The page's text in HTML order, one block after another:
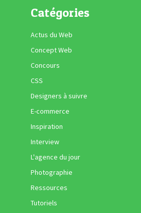
Catégories
Actus du Web
Concept Web
Concours
CSS
Designers à suivre
E-commerce
Inspiration
Interview
L'agence du jour
Photographie
Ressources
Tutoriels